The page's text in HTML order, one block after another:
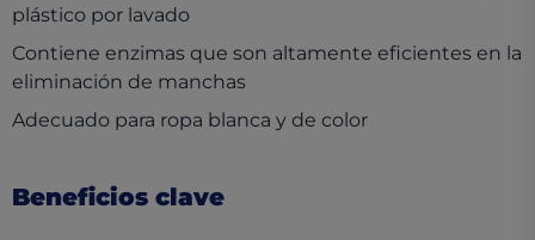
plástico por lavado
Contiene enzimas que son altamente eficientes en la
eliminación de manchas
Adecuado para ropa blanca y de color
Beneficios clave